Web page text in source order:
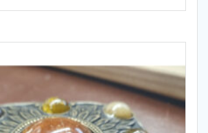
420,00 €.229,50 €.